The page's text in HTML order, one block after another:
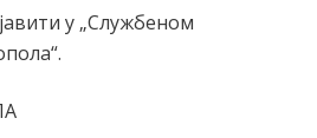
у „Службеном